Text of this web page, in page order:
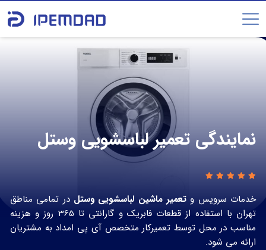
نمایندگی تعمیر لباسشویی وستل
خدمات سرویس و تعمیر ماشین لباسشویی وستلدر تمامی مناطق
تهران با استفاده از قطعات فابریک و گارانتی تا 365 روز و هزینه
مناسب در محل توسط تعمیرکار متخصص آی پی امداد به مشتریان
ارائه می شود.